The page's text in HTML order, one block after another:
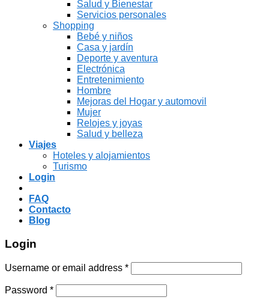
Salud y Bienestar
Servicios personales
Shopping
Bebé y niños
Casa y jardín
Deporte y aventura
Electrónica
Entretenimiento
Hombre
Mejoras del Hogar y automovil
Mujer
Relojes y joyas
Salud y belleza
Viajes
Hoteles y alojamientos
Turismo
Login
FAQ
Contacto
Blog
Login
Username or email address *
Password *